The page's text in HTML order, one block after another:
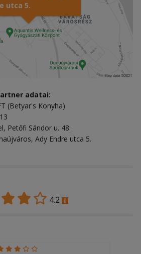
utca 5.
adatai:
(Betyar's Konyha)
Petőfi Sándor u. 48.
Ady Endre utca 5.
4.2